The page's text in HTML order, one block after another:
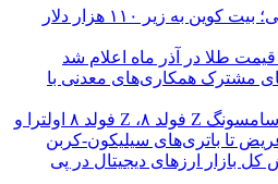
بازار کریپتو در سراشیبی؛ بیت کوین به زیر ۱۱۰ هزار دلار
طلا در آذر ماه اعلام شد
مشترک همکاری‌های معدنی با
معرفی سه مدل جدید سامسونگ Z فولد ۸، Z فولد ۸ اولترا و
کل بازار ارزهای دیجیتال در پی